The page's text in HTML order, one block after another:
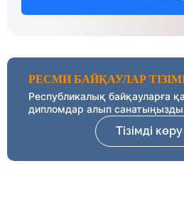
РЕСМИ БАЙҚАУЛАР
Республикалық байқауларға
дипломдар алып санатыңызды
Тізімді көру